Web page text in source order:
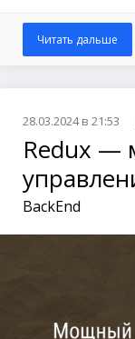
Читать дальше
28.03.2024 в 21:53
Redux —
BackEnd